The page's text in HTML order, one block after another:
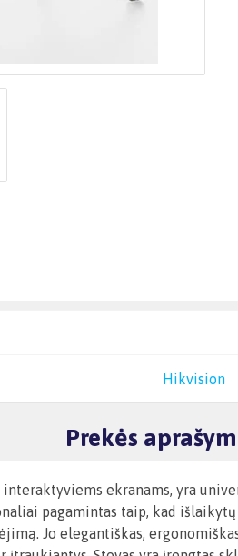
Hikvision
Prekės
interaktyviems ekranams, yra
pagamintas taip, kad
Jo elegantiškas,